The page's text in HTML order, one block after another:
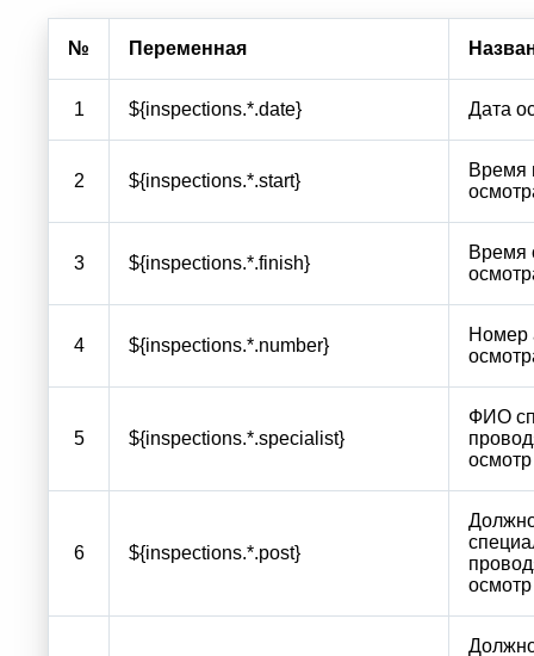
№ Переменная
1 ${inspections.*.date} Дата
2 ${inspections.*.start}
Время
3 ${inspections.*.finish}
Время
4 ${inspections.*.number}
Номер
5 ${inspections.*.specialist}
ФИО
осмотр
6 ${inspections.*.post}
осмотр